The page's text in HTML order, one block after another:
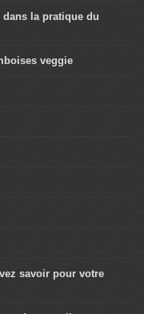
la pratique du
veggie
savoir pour votre